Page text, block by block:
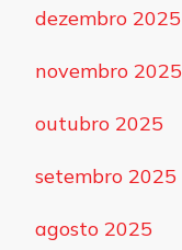
dezembro 2025
novembro 2025
outubro 2025
setembro 2025
agosto 2025